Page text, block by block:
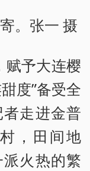
。张一 摄
赋予大连樱
度”备受全
走进金普
，田间地
火热的繁